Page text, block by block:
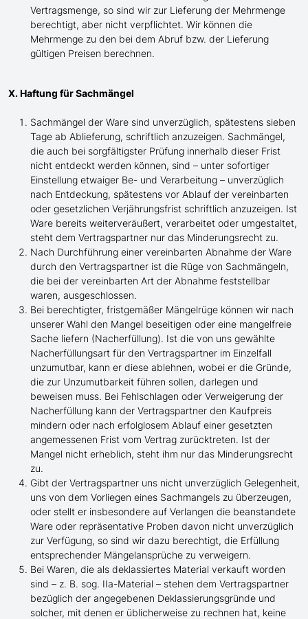
Vertragsmenge, so sind wir zur Lieferung der Mehrmenge
berechtigt, aber nicht verpflichtet. Wir können die
Mehrmenge zu den bei dem Abruf bzw. der Lieferung
gültigen Preisen berechnen.
X. Haftung für Sachmängel
Sachmängel der Ware sind unverzüglich, spätestens sieben
Tage ab Ablieferung, schriftlich anzuzeigen. Sachmängel,
die auch bei sorgfältigster Prüfung innerhalb dieser Frist
nicht entdeckt werden können, sind – unter sofortiger
Einstellung etwaiger Be- und Verarbeitung – unverzüglich
nach Entdeckung, spätestens vor Ablauf der vereinbarten
oder gesetzlichen Verjährungsfrist schriftlich anzuzeigen. Ist
Ware bereits weiterveräußert, verarbeitet oder umgestaltet,
steht dem Vertragspartner nur das Minderungsrecht zu.
Nach Durchführung einer vereinbarten Abnahme der Ware
durch den Vertragspartner ist die Rüge von Sachmängeln,
die bei der vereinbarten Art der Abnahme feststellbar
waren, ausgeschlossen.
Bei berechtigter, fristgemäßer Mängelrüge können wir nach
unserer Wahl den Mangel beseitigen oder eine mangelfreie
Sache liefern (Nacherfüllung). Ist die von uns gewählte
Nacherfüllungsart für den Vertragspartner im Einzelfall
unzumutbar, kann er diese ablehnen, wobei er die Gründe,
die zur Unzumutbarkeit führen sollen, darlegen und
beweisen muss. Bei Fehlschlagen oder Verweigerung der
Nacherfüllung kann der Vertragspartner den Kaufpreis
mindern oder nach erfolglosem Ablauf einer gesetzten
angemessenen Frist vom Vertrag zurücktreten. Ist der
Mangel nicht erheblich, steht ihm nur das Minderungsrecht
zu.
Gibt der Vertragspartner uns nicht unverzüglich Gelegenheit,
uns von dem Vorliegen eines Sachmangels zu überzeugen,
oder stellt er insbesondere auf Verlangen die beanstandete
Ware oder repräsentative Proben davon nicht unverzüglich
zur Verfügung, so sind wir dazu berechtigt, die Erfüllung
entsprechender Mängelansprüche zu verweigern.
Bei Waren, die als deklassiertes Material verkauft worden
sind – z. B. sog. IIa-Material – stehen dem Vertragspartner
bezüglich der angegebenen Deklassierungsgründe und
solcher, mit denen er üblicherweise zu rechnen hat, keine